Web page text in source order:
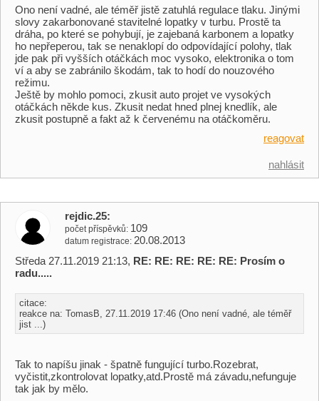
Ono není vadné, ale téměř jistě zatuhlá regulace tlaku. Jinými
slovy zakarbonované stavitelné lopatky v turbu. Prostě ta
dráha, po které se pohybují, je zajebaná karbonem a lopatky
ho nepřeperou, tak se nenaklopí do odpovídající polohy, tlak
jde pak při vyšších otáčkách moc vysoko, elektronika o tom
ví a aby se zabránilo škodám, tak to hodí do nouzového
režimu.
Ještě by mohlo pomoci, zkusit auto projet ve vysokých
otáčkách někde kus. Zkusit nedat hned plnej knedlík, ale
zkusit postupně a fakt až k červenému na otáčkoměru.
reagovat
nahlásit
rejdic.25
počet příspěvků 109
datum registrace 20.08.2013
Středa 27.11.2019 21:13, RE: RE: RE: RE: RE: Prosím o
radu.....
citace:
reakce na: TomasB, 27.11.2019 17:46 (Ono není vadné, ale téměř
jist ...)
Tak to napíšu jinak - špatně fungující turbo.Rozebrat,
vyčistit,zkontrolovat lopatky,atd.Prostě má závadu,nefunguje
tak jak by mělo.